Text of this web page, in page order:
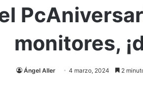
monitores,
Ángel Aller 4 marzo, 2024 2